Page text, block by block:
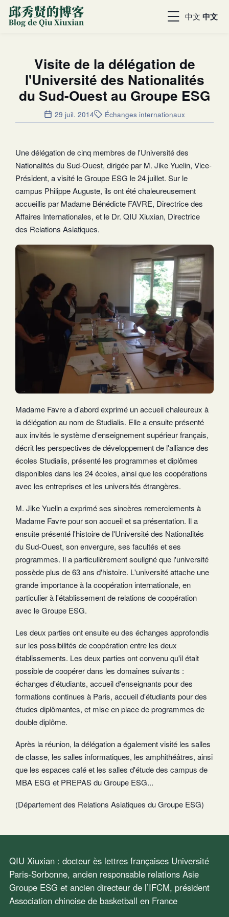
中文 中文
Visite de la délégation de
l'Université des Nationalités
du Sud-Ouest au Groupe ESG
29 juil. 2014 Échanges internationaux
Une délégation de cinq membres de l'Université des
Nationalités du Sud-Ouest, dirigée par M. Jike Yuelin, Vice-
Président, a visité le Groupe ESG le 24 juillet. Sur le
campus Philippe Auguste, ils ont été chaleureusement
accueillis par Madame Bénédicte FAVRE, Directrice des
Affaires Internationales, et le Dr. QIU Xiuxian, Directrice
des Relations Asiatiques.
Madame Favre a d'abord exprimé un accueil chaleureux à
la délégation au nom de Studialis. Elle a ensuite présenté
aux invités le système d'enseignement supérieur français,
décrit les perspectives de développement de l'alliance des
écoles Studialis, présenté les programmes et diplômes
disponibles dans les 24 écoles, ainsi que les coopérations
avec les entreprises et les universités étrangères.
M. Jike Yuelin a exprimé ses sincères remerciements à
Madame Favre pour son accueil et sa présentation. Il a
ensuite présenté l'histoire de l'Université des Nationalités
du Sud-Ouest, son envergure, ses facultés et ses
programmes. Il a particulièrement souligné que l'université
possède plus de 63 ans d'histoire. L'université attache une
grande importance à la coopération internationale, en
particulier à l'établissement de relations de coopération
avec le Groupe ESG.
Les deux parties ont ensuite eu des échanges approfondis
sur les possibilités de coopération entre les deux
établissements. Les deux parties ont convenu qu'il était
possible de coopérer dans les domaines suivants :
échanges d'étudiants, accueil d'enseignants pour des
formations continues à Paris, accueil d'étudiants pour des
études diplômantes, et mise en place de programmes de
double diplôme.
Après la réunion, la délégation a également visité les salles
de classe, les salles informatiques, les amphithéâtres, ainsi
que les espaces café et les salles d'étude des campus de
MBA ESG et PREPAS du Groupe ESG...
(Département des Relations Asiatiques du Groupe ESG)
QIU Xiuxian : docteur ès lettres françaises Université
Paris-Sorbonne, ancien responsable relations Asie
Groupe ESG et ancien directeur de l’IFCM, président
Association chinoise de basketball en France